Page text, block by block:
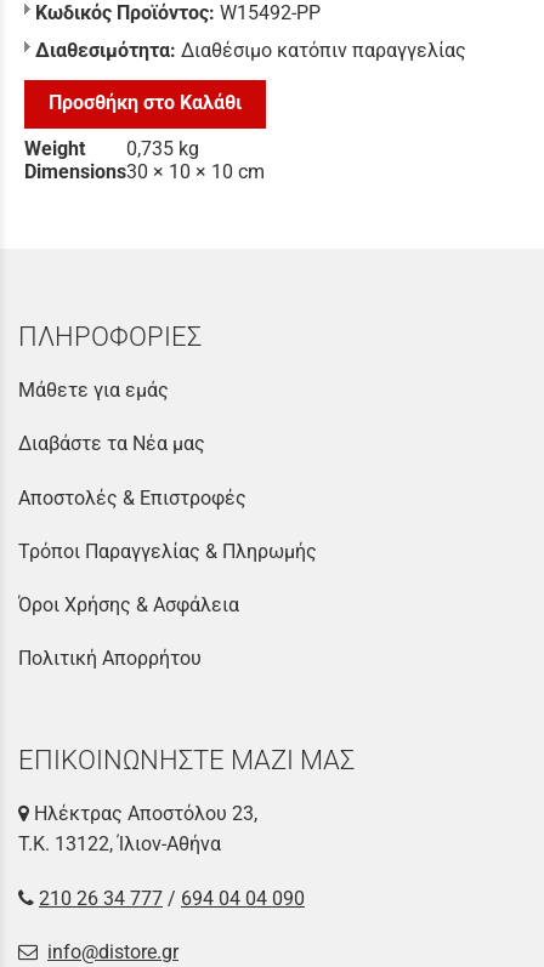
Κωδικός Προϊόντος: W15492-PP
Διαθεσιμότητα: Διαθέσιμο κατόπιν παραγγελίας
Προσθήκη στο Καλάθι
Weight
0,735 kg
Dimensions30 × 10 × 10 cm
ΠΛΗΡΟΦΟΡΙΕΣ
Μάθετε για εμάς
Διαβάστε τα Νέα μας
Αποστολές & Επιστροφές
Τρόποι Παραγγελίας & Πληρωμής
Όροι Χρήσης & Ασφάλεια
Πολιτική Απορρήτου
ΕΠΙΚΟΙΝΩΝΗΣΤΕ ΜΑΖΙ ΜΑΣ
Ηλέκτρας Αποστόλου 23,
Τ.Κ. 13122, Ίλιον-Αθήνα
210 26 34 777 / 694 04 04 090
info@distore.gr